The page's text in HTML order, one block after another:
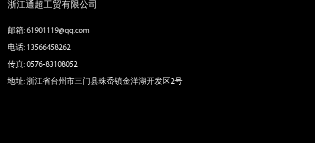
浙江通超工贸有限公司
邮箱: 61901119@qq.com
电话: 13566458262
传真: 0576-83108052
地址: 浙江省台州市三门县珠岙镇金洋湖开发区2号